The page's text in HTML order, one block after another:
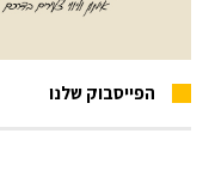
הפייסבוק שלנו